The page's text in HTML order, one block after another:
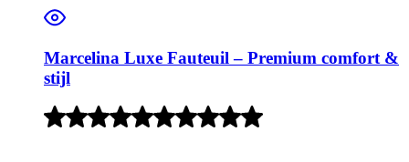
Marcelina Luxe Fauteuil – Premium comfort &
stijl